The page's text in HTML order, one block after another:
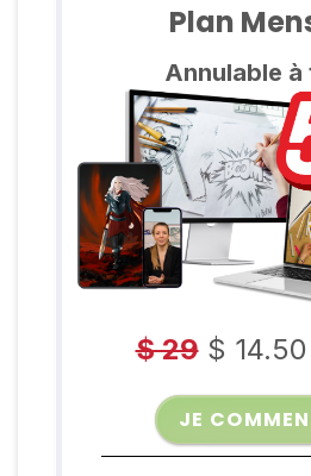
Plan
Annulable
$ 29$ 14.50
JE